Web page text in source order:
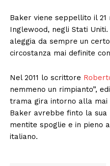
Baker viene seppellito il 21
Inglewood, negli Stati
aleggia da sempre un
circostanza mai definite
Nel 2011 lo scrittore
nemmeno un rimpianto”,
trama gira intorno alla mai
Baker avrebbe finto la
mentite spoglie e in pieno
italiano.